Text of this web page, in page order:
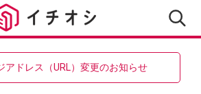
アドレス（URL）変更のお知らせ